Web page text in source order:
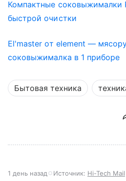
Компактные соковыжималки
быстрой очистки
El'master от element —
соковыжималка в 1 приборе
Бытовая техника
1 день назад Источник: Hi-Tech Mail